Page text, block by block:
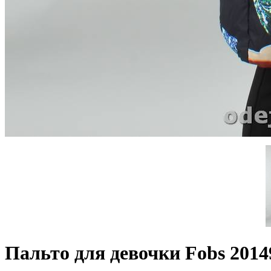
Пальто для девочки Fobs